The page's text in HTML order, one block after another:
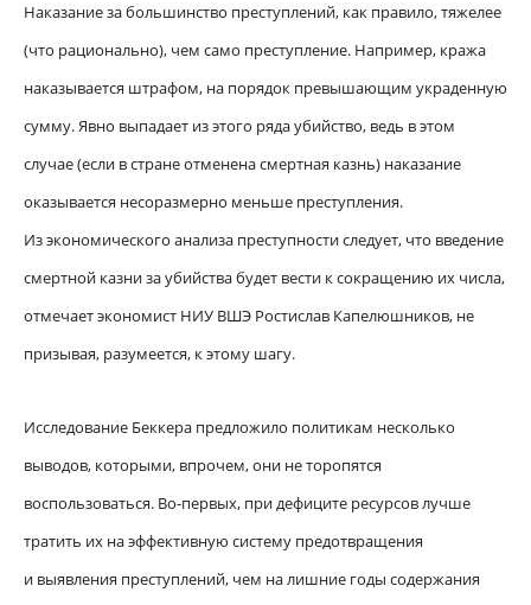
Наказание за большинство преступлений, как правило, тяжелее
(что рационально), чем само преступление. Например, кража
наказывается штрафом, на порядок превышающим украденную
сумму. Явно выпадает из этого ряда убийство, ведь в этом
случае (если в стране отменена смертная казнь) наказание
оказывается несоразмерно меньше преступления.
Из экономического анализа преступности следует, что введение
смертной казни за убийства будет вести к сокращению их числа,
отмечает экономист НИУ ВШЭ Ростислав Капелюшников, не
призывая, разумеется, к этому шагу.
Исследование Беккера предложило политикам несколько
выводов, которыми, впрочем, они не торопятся
воспользоваться. Во-первых, при дефиците ресурсов лучше
тратить их на эффективную систему предотвращения
и выявления преступлений, чем на лишние годы содержания